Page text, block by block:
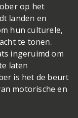
op het
landen en
hun culturele,
te tonen.
ingeruimd om
laten
is het de beurt
motorische en